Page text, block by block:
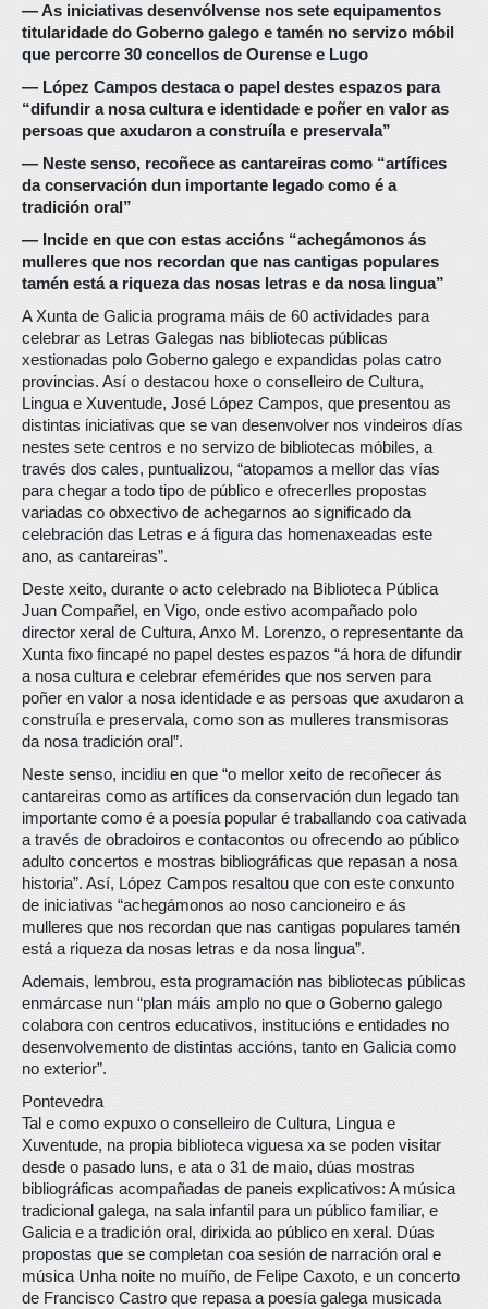
— As iniciativas desenvólvense nos sete equipamentos
titularidade do Goberno galego e tamén no servizo móbil
que percorre 30 concellos de Ourense e Lugo
— López Campos destaca o papel destes espazos para
“difundir a nosa cultura e identidade e poñer en valor as
persoas que axudaron a construíla e preservala”
— Neste senso, recoñece as cantareiras como “artífices
da conservación dun importante legado como é a
tradición oral”
— Incide en que con estas accións “achegámonos ás
mulleres que nos recordan que nas cantigas populares
tamén está a riqueza das nosas letras e da nosa lingua”
A Xunta de Galicia programa máis de 60 actividades para
celebrar as Letras Galegas nas bibliotecas públicas
xestionadas polo Goberno galego e expandidas polas catro
provincias. Así o destacou hoxe o conselleiro de Cultura,
Lingua e Xuventude, José López Campos, que presentou as
distintas iniciativas que se van desenvolver nos vindeiros días
nestes sete centros e no servizo de bibliotecas móbiles, a
través dos cales, puntualizou, “atopamos a mellor das vías
para chegar a todo tipo de público e ofrecerlles propostas
variadas co obxectivo de achegarnos ao significado da
celebración das Letras e á figura das homenaxeadas este
ano, as cantareiras”.
Deste xeito, durante o acto celebrado na Biblioteca Pública
Juan Compañel, en Vigo, onde estivo acompañado polo
director xeral de Cultura, Anxo M. Lorenzo, o representante da
Xunta fixo fincapé no papel destes espazos “á hora de difundir
a nosa cultura e celebrar efemérides que nos serven para
poñer en valor a nosa identidade e as persoas que axudaron a
construíla e preservala, como son as mulleres transmisoras
da nosa tradición oral”.
Neste senso, incidiu en que “o mellor xeito de recoñecer ás
cantareiras como as artífices da conservación dun legado tan
importante como é a poesía popular é traballando coa cativada
a través de obradoiros e contacontos ou ofrecendo ao público
adulto concertos e mostras bibliográficas que repasan a nosa
historia”. Así, López Campos resaltou que con este conxunto
de iniciativas “achegámonos ao noso cancioneiro e ás
mulleres que nos recordan que nas cantigas populares tamén
está a riqueza da nosas letras e da nosa lingua”.
Ademais, lembrou, esta programación nas bibliotecas públicas
enmárcase nun “plan máis amplo no que o Goberno galego
colabora con centros educativos, institucións e entidades no
desenvolvemento de distintas accións, tanto en Galicia como
no exterior”.
Pontevedra
Tal e como expuxo o conselleiro de Cultura, Lingua e
Xuventude, na propia biblioteca viguesa xa se poden visitar
desde o pasado luns, e ata o 31 de maio, dúas mostras
bibliográficas acompañadas de paneis explicativos: A música
tradicional galega, na sala infantil para un público familiar, e
Galicia e a tradición oral, dirixida ao público en xeral. Dúas
propostas que se completan coa sesión de narración oral e
música Unha noite no muíño, de Felipe Caxoto, e un concerto
de Francisco Castro que repasa a poesía galega musicada